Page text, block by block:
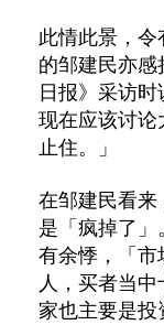
此情此景，
的邹建民亦
日报》采访
现在应该讨
止住。」
在邹建民看来
是「疯掉了
有余悸，「市
人，买者当
家也主要是投